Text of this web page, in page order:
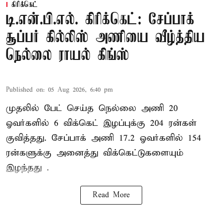
கிரிக்கெட்
டி.என்.பி.எல். கிரிக்கெட்: சேப்பாக்
சூப்பர் கில்லிஸ் அணியை வீழ்த்திய
நெல்லை ராயல் கிங்ஸ்
Published on: 05 Aug 2026, 6:40 pm
முதலில் பேட் செய்த நெல்லை அணி 20
ஓவர்களில் 6 விக்கெட் இழப்புக்கு 204 ரன்கள்
குவித்தது. சேப்பாக் அணி 17.2 ஓவர்களில் 154
ரன்களுக்கு அனைத்து விக்கெட்டுகளையும்
இழந்தது .
Read More